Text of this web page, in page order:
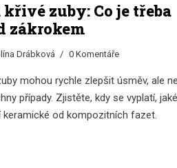
zuby: Co je třeba
zákrokem
Drábková 0 Komentáře
mohou rychle zlepšit úsměv, ale
případy. Zjistěte, kdy se vyplatí,
keramické od kompozitních fazet.